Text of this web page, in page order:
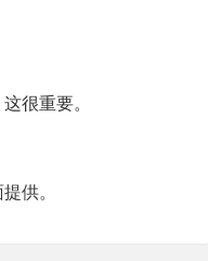
很重要。
供。